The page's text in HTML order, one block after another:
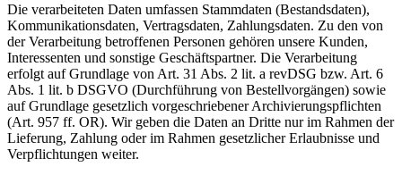
Die verarbeiteten Daten umfassen Stammdaten (Bestandsdaten),
Kommunikationsdaten, Vertragsdaten, Zahlungsdaten. Zu den von
der Verarbeitung betroffenen Personen gehören unsere Kunden,
Interessenten und sonstige Geschäftspartner. Die Verarbeitung
erfolgt auf Grundlage von Art. 31 Abs. 2 lit. a revDSG bzw. Art. 6
Abs. 1 lit. b DSGVO (Durchführung von Bestellvorgängen) sowie
auf Grundlage gesetzlich vorgeschriebener Archivierungspflichten
(Art. 957 ff. OR). Wir geben die Daten an Dritte nur im Rahmen der
Lieferung, Zahlung oder im Rahmen gesetzlicher Erlaubnisse und
Verpflichtungen weiter.